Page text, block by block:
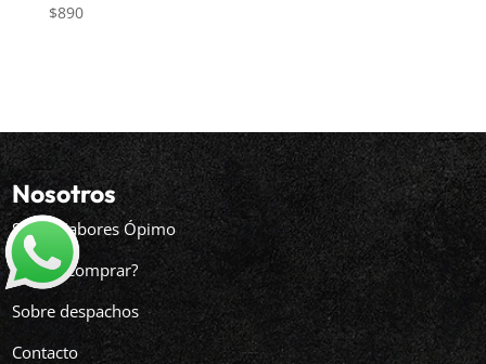
$890
Nosotros
Sobre Sabores Ópimo
¿Cómo comprar?
Sobre despachos
Contacto